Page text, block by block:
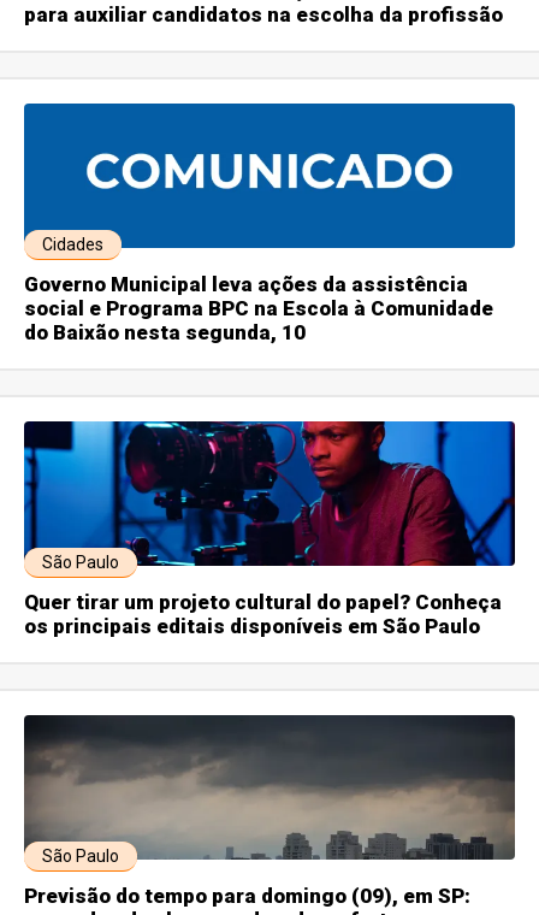
para auxiliar candidatos na escolha da profissão
Cidades
Governo Municipal leva ações da assistência
social e Programa BPC na Escola à Comunidade
do Baixão nesta segunda, 10
São Paulo
Quer tirar um projeto cultural do papel? Conheça
os principais editais disponíveis em São Paulo
São Paulo
Previsão do tempo para domingo (09), em SP: